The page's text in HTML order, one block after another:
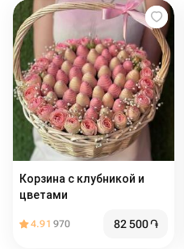
Корзина с клубникой и
цветами
4.91 970 82 500֏